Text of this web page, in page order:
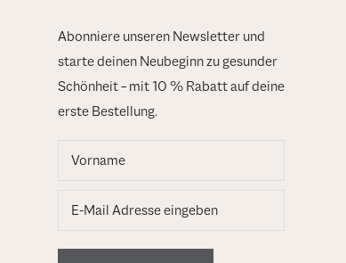
Abonniere unseren Newsletter und
starte deinen Neubeginn zu gesunder
Schönheit – mit 10 % Rabatt auf deine
erste Bestellung.